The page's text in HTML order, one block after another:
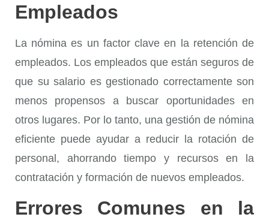
Empleados
La nómina es un factor clave en la retención de
empleados. Los empleados que están seguros de
que su salario es gestionado correctamente son
menos propensos a buscar oportunidades en
otros lugares. Por lo tanto, una gestión de nómina
eficiente puede ayudar a reducir la rotación de
personal, ahorrando tiempo y recursos en la
contratación y formación de nuevos empleados.
Errores Comunes en la